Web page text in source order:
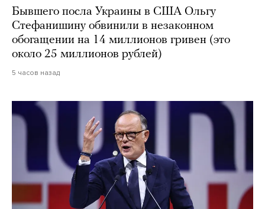
Бывшего посла Украины в США Ольгу
Стефанишину обвинили в незаконном
обогащении на 14 миллионов гривен (это
около 25 миллионов рублей)
5 часов назад